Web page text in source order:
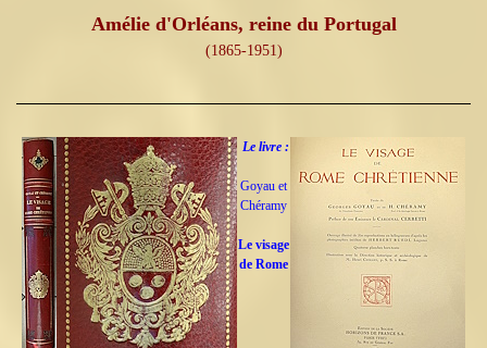
Amélie d'Orléans, reine du Portugal
(1865-1951)
Le livre :
Goyau et
Chéramy
Le visage
de Rome